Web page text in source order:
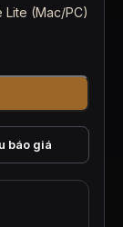
Lite (Mac/PC)
báo giá